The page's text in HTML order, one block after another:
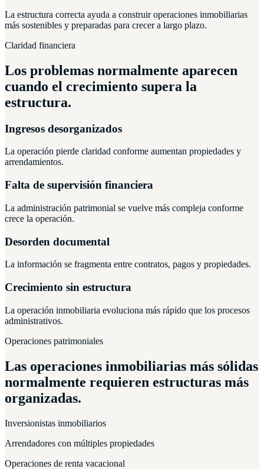
La estructura correcta ayuda a construir operaciones inmobiliarias
más sostenibles y preparadas para crecer a largo plazo.
Claridad financiera
Los problemas normalmente aparecen
cuando el crecimiento supera la
estructura.
Ingresos desorganizados
La operación pierde claridad conforme aumentan propiedades y
arrendamientos.
Falta de supervisión financiera
La administración patrimonial se vuelve más compleja conforme
crece la operación.
Desorden documental
La información se fragmenta entre contratos, pagos y propiedades.
Crecimiento sin estructura
La operación inmobiliaria evoluciona más rápido que los procesos
administrativos.
Operaciones patrimoniales
Las operaciones inmobiliarias más sólidas
normalmente requieren estructuras más
organizadas.
Inversionistas inmobiliarios
Arrendadores con múltiples propiedades
Operaciones de renta vacacional